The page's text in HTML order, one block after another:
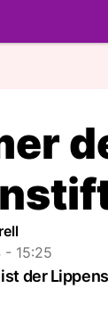
- 15:25
der